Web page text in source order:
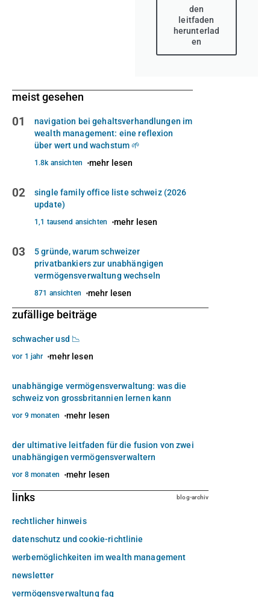
den
leitfaden
herunterlad
en
meist gesehen
01
navigation bei gehaltsverhandlungen im
wealth management: eine reflexion
über wert und wachstum 🌱
1.8k ansichten mehr lesen
02
single family office liste schweiz (2026
update)
1,1 tausend ansichten mehr lesen
03
5 gründe, warum schweizer
privatbankiers zur unabhängigen
vermögensverwaltung wechseln
871 ansichten mehr lesen
zufällige beiträge
schwacher usd 📉
vor 1 jahr mehr lesen
unabhängige vermögensverwaltung: was die
schweiz von grossbritannien lernen kann
vor 9 monaten mehr lesen
der ultimative leitfaden für die fusion von zwei
unabhängigen vermögensverwaltern
vor 8 monaten mehr lesen
links blog-archiv
rechtlicher hinweis
datenschutz und cookie-richtlinie
werbemöglichkeiten im wealth management
newsletter
vermögensverwaltung faq